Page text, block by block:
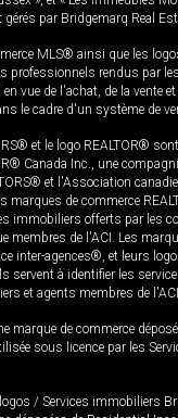
par Bridgemarq Real
MLS® ainsi que les
professionnels rendus par
vue de l'achat, de la vente
le cadre d'un système de
et le logo REALTOR®
Canada Inc., une
et l'Association
marques de commerce
immobiliers offerts par les
membres de l'ACI. Les
inter-agences®, et leurs
servent à identifier les
et agents membres de
marque de commerce
sous licence par les
/ Services immobiliers